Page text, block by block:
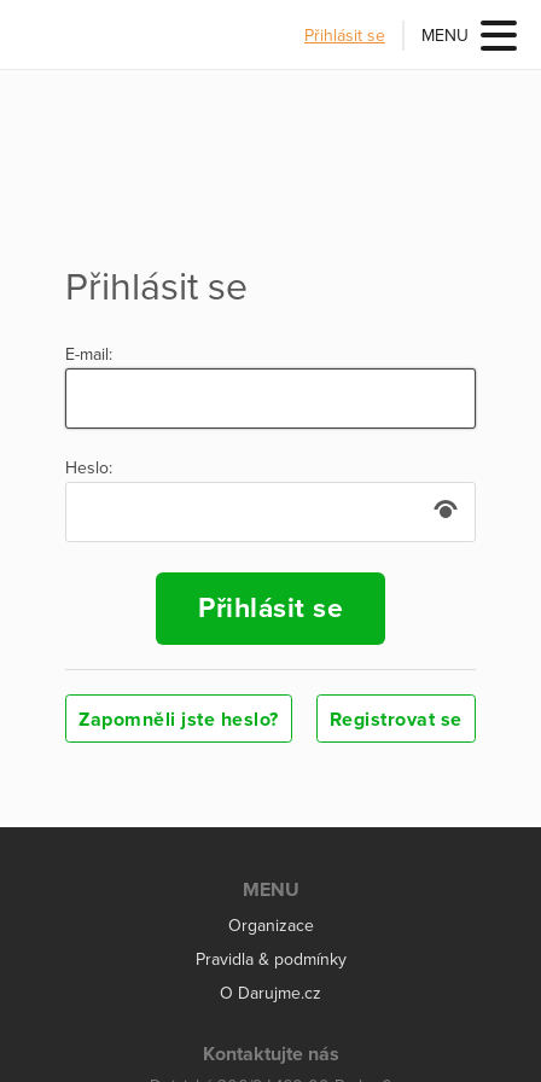
Přihlásit se MENU
Přihlásit se
E-mail:
Heslo:
Přihlásit se
Zapomněli jste heslo? Registrovat se
MENU
Organizace
Pravidla & podmínky
O Darujme.cz
Kontaktujte nás